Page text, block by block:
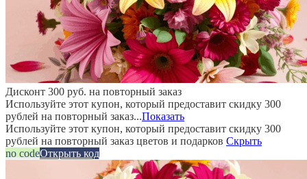
Дисконт 300 руб. на повторный заказ
Используйте этот купон, который предоставит скидку 300
рублей на повторный заказ...Показать
Используйте этот купон, который предоставит скидку 300
рублей на повторный заказ цветов и подарков Скрыть
no codeОткрыть код